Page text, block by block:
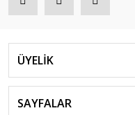
ÜYELİK
SAYFALAR